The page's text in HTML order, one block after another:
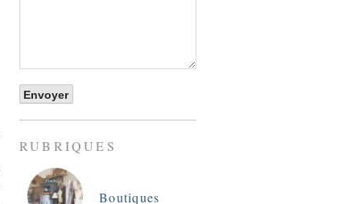
RUBRIQUES
Boutiques